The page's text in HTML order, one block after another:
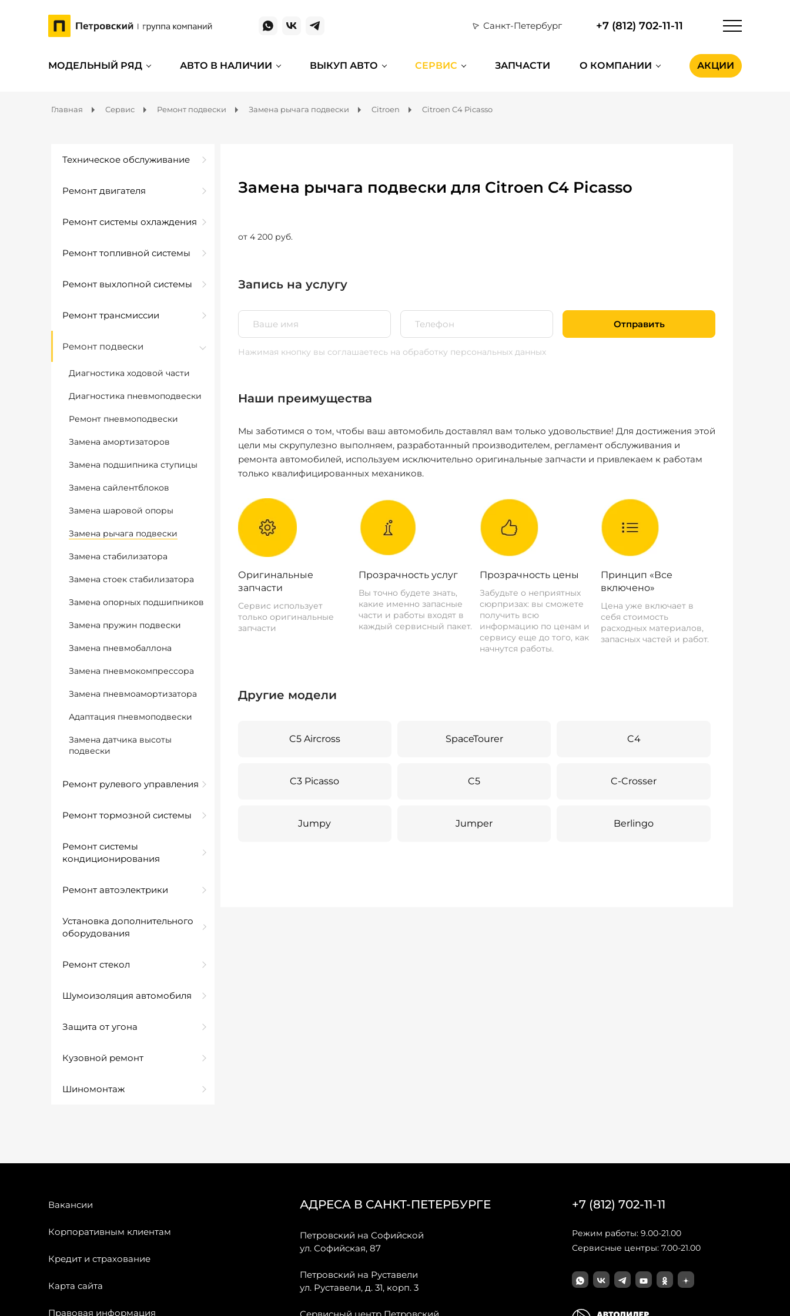
Санкт-Петербург +7 (812) 702-11-11
МОДЕЛЬНЫЙ РЯД АВТО В НАЛИЧИИ ВЫКУП АВТО СЕРВИС ЗАПЧАСТИ О КОМПАНИИ АКЦИИ
Главная Сервис Ремонт подвески Замена рычага подвески Citroen Citroen C4 Picasso
Техническое обслуживание
Ремонт двигателя
Ремонт системы охлаждения
Ремонт топливной системы
Ремонт выхлопной системы
Ремонт трансмиссии
Ремонт подвески
Диагностика ходовой части
Диагностика пневмоподвески
Ремонт пневмоподвески
Замена амортизаторов
Замена подшипника ступицы
Замена сайлентблоков
Замена шаровой опоры
Замена рычага подвески
Замена стабилизатора
Замена стоек стабилизатора
Замена опорных подшипников
Замена пружин подвески
Замена пневмобаллона
Замена пневмокомпрессора
Замена пневмоамортизатора
Адаптация пневмоподвески
Замена датчика высоты
подвески
Ремонт рулевого управления
Ремонт тормозной системы
Ремонт системы
кондиционирования
Ремонт автоэлектрики
Установка дополнительного
оборудования
Ремонт стекол
Шумоизоляция автомобиля
Защита от угона
Кузовной ремонт
Шиномонтаж
Замена рычага подвески для Citroen C4 Picasso
от 4 200 руб.
Запись на услугу
Отправить
Нажимая кнопку вы соглашаетесь на обработку персональных данных
Наши преимущества
Мы заботимся о том, чтобы ваш автомобиль доставлял вам только удовольствие! Для достижения этой
цели мы скрупулезно выполняем, разработанный производителем, регламент обслуживания и
ремонта автомобилей, используем исключительно оригинальные запчасти и привлекаем к работам
только квалифицированных механиков.
Оригинальные
запчасти
Сервис использует
только оригинальные
запчасти
Прозрачность услуг
Вы точно будете знать,
какие именно запасные
части и работы входят в
каждый сервисный пакет.
Прозрачность цены
Забудьте о неприятных
сюрпризах: вы сможете
получить всю
информацию по ценам и
сервису еще до того, как
начнутся работы.
Принцип «Все
включено»
Цена уже включает в
себя стоимость
расходных материалов,
запасных частей и работ.
Другие модели
C5 Aircross SpaceTourer C4
C3 Picasso C5 C-Crosser
Jumpy Jumper Berlingo
Вакансии
Корпоративным клиентам
Кредит и страхование
Карта сайта
Правовая информация
АДРЕСА В САНКТ-ПЕТЕРБУРГЕ
Петровский на Софийской
ул. Софийская, 87
Петровский на Руставели
ул. Руставели, д. 31, корп. 3
+7 (812) 702-11-11
Режим работы: 9.00-21.00
Сервисные центры: 7.00-21.00